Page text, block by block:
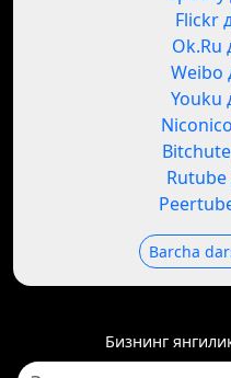
Flickr
Ok.Ru
Weibo
Youku
Bitchute
Rutube
Barcha
Бизнинг